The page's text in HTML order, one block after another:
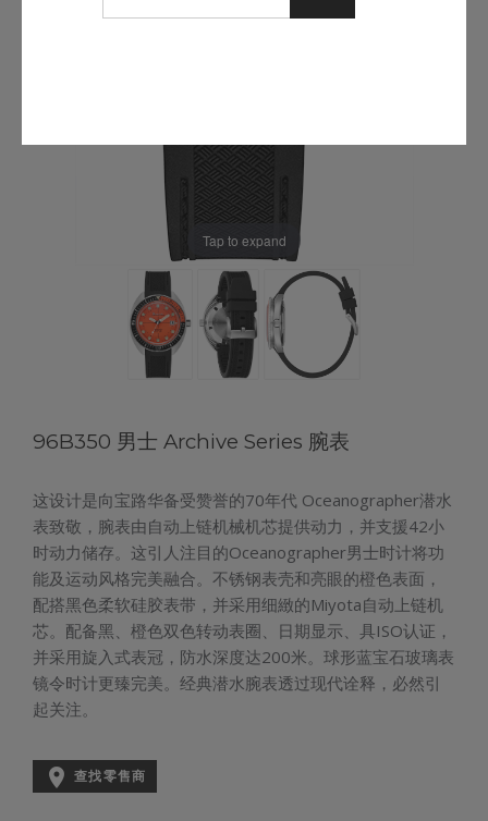
Tap to expand
96B350 男士 Archive Series 腕表
这设计是向宝路华备受赞誉的70年代 Oceanographer潜水
表致敬，腕表由自动上链机械机芯提供动力，并支援42小
时动力储存。这引人注目的Oceanographer男士时计将功
能及运动风格完美融合。不锈钢表壳和亮眼的橙色表面，
配搭黑色柔软硅胶表带，并采用细緻的Miyota自动上链机
芯。配备黑、橙色双色转动表圈、日期显示、具ISO认证，
并采用旋入式表冠，防水深度达200米。球形蓝宝石玻璃表
镜令时计更臻完美。经典潜水腕表透过现代诠释，必然引
起关注。
 查找零售商